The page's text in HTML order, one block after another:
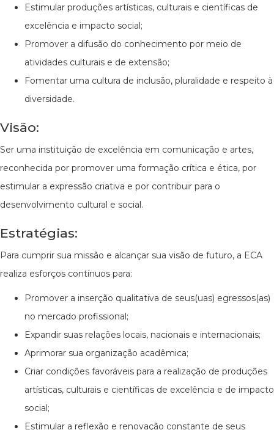
Estimular produções artísticas, culturais e científicas de
excelência e impacto social;
Promover a difusão do conhecimento por meio de
atividades culturais e de extensão;
Fomentar uma cultura de inclusão, pluralidade e respeito à
diversidade.
Visão:
Ser uma instituição de excelência em comunicação e artes,
reconhecida por promover uma formação crítica e ética, por
estimular a expressão criativa e por contribuir para o
desenvolvimento cultural e social.
Estratégias:
Para cumprir sua missão e alcançar sua visão de futuro, a ECA
realiza esforços contínuos para:
Promover a inserção qualitativa de seus(uas) egressos(as)
no mercado profissional;
Expandir suas relações locais, nacionais e internacionais;
Aprimorar sua organização acadêmica;
Criar condições favoráveis para a realização de produções
artísticas, culturais e científicas de excelência e de impacto
social;
Estimular a reflexão e renovação constante de seus